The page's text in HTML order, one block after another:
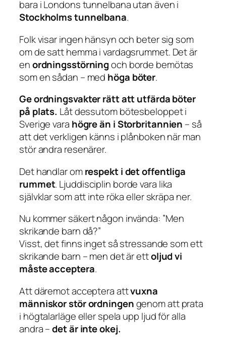
bara i Londons tunnelbana utan även i
Stockholms tunnelbana.
Folk visar ingen hänsyn och beter sig som
om de satt hemma i vardagsrummet. Det är
enordningsstörningoch borde bemötas
som en sådan – med höga böter.
Ge ordningsvakter rätt att utfärda böter
på plats. Låt dessutom bötesbeloppet i
Sverige vara högre än i Storbritannien – så
att det verkligen känns i plånboken när man
stör andra resenärer.
Det handlar omrespekt i det offentliga
rummet. Ljuddisciplin borde vara lika
självklar som att inte röka eller skräpa ner.
Nu kommer säkert någon invända: ”Men
skrikande barn då?”
Visst, det finns inget så stressande som ett
skrikande barn – men det är ettoljud vi
måste acceptera.
Att däremot acceptera attvuxna
människor stör ordningengenom att prata
i högtalarläge eller spela upp ljud för alla
andra –det är inte okej.